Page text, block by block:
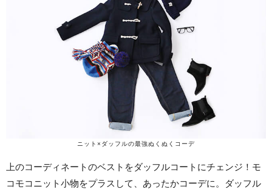
ニット×ダッフルの最強ぬくぬくコーデ
上のコーディネートのベストをダッフルコートにチェンジ！モ
コモコニット小物をプラスして、あったかコーデに。ダッフル